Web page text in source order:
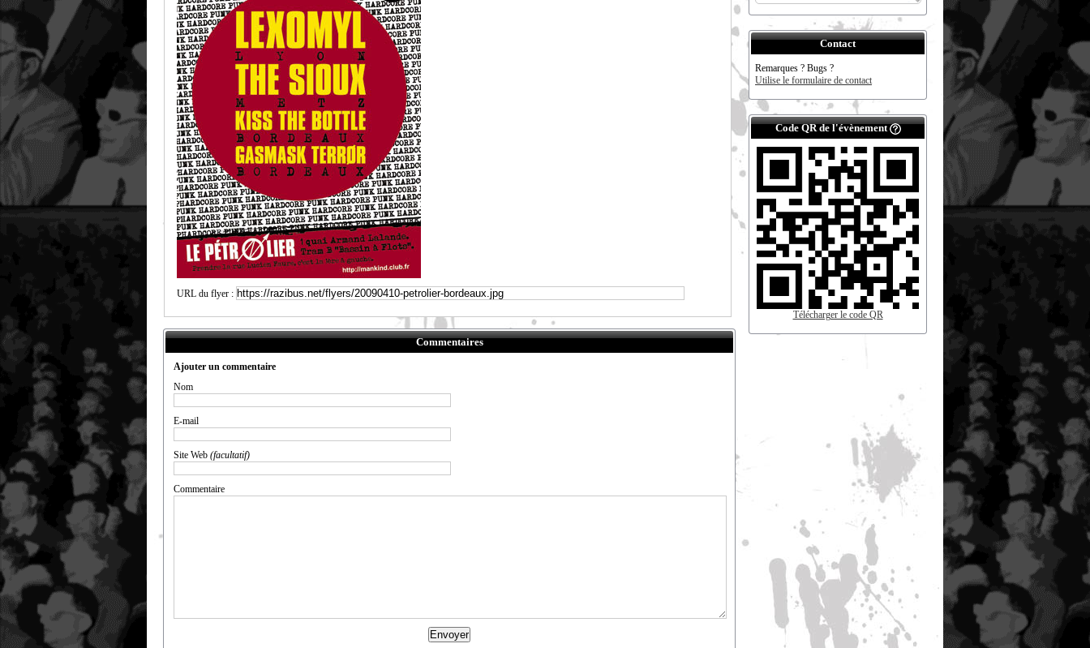
URL du flyer :
Commentaires
Ajouter un commentaire
Nom
E-mail
Site Web (facultatif)
Commentaire
Contact
Remarques ? Bugs ?
Utilise le formulaire de contact
Code QR de l'évènement
Télécharger le code QR